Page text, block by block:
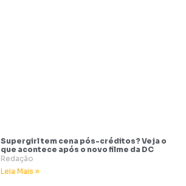
Supergirl tem cena pós-créditos? Veja o
que acontece após o novo filme da DC
Redação
Leia Mais »